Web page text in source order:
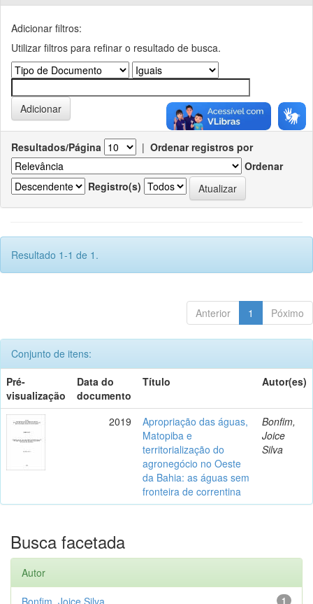
Adicionar filtros:
Utilizar filtros para refinar o resultado de busca.
Resultados/Página | Ordenar registros por
Ordenar
Registro(s)
Resultado 1-1 de 1.
Anterior 1 Póximo
Conjunto de itens:
Pré-
visualização
Data do
documento
Título Autor(es)
2019
Apropriação das águas,
Matopiba e
territorialização do
agronegócio no Oeste
da Bahia: as águas sem
fronteira de correntina
Bonfim,
Joice
Silva
Busca facetada
Autor
1
Bonfim, Joice Silva